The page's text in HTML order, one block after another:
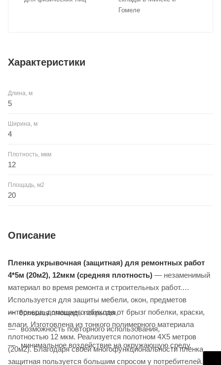
Гомеле
Характеристики
Длина, м
5
Ширина, м
4
Плотность, мкм
12
Площадь, м2
20
Описание
Пленка укрывочная (защитная) для ремонтных работ
4*5м (20м2), 12мкм (средняя плотность) — незаменимый
материал во время ремонта и строительных работ.
Используется для защиты мебели, окон, предметов
интерьера, домашнего обихода от брызг побелки, краски,
влаги. Изготовлена из тонкого полимерного материала
плотностью 12 мкм. Реализуется полотном 4Х5 метров
(20м2). Благодаря своей многофункциональности пленка
защитная пользуется большим спросом у потребителей.
большая площадь покрытия,
возможность повторного использования,
минимальное воздействие на окружающую среду.